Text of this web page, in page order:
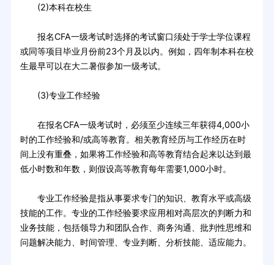
(2)本科在校生
报名CFA一级考试时选择的考试窗口须处于学士学位课程
或同等项目毕业月份前23个月及以内。例如，四年制本科在校
生最早可以在大二暑假参加一级考试。
(3)专业工作经验
在报名CFA一级考试时，必须至少连续三年获得4,000小
时的工作经验和/或高等教育。相关教育经历与工作经历在时
间上没有重叠，如果将工作经验和高等教育结合起来以达到最
低小时数和年数，则假设高等教育每年需要1,000小时。
专业工作经验是指从事要求专门的知识、教育水平或高级
技能的工作。专业的工作经验要求应用相对高层次的判断力和
业务技能，包括领导力和团队合作、商务沟通、批判性思维和
问题解决能力、时间管理、专业判断、分析技能、适应能力。